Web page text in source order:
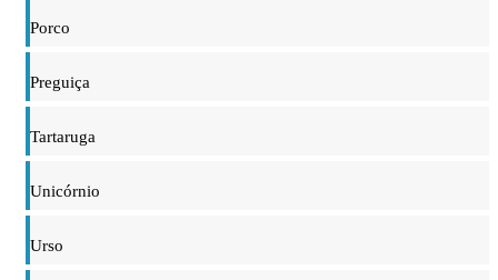
Porco
Preguiça
Tartaruga
Unicórnio
Urso